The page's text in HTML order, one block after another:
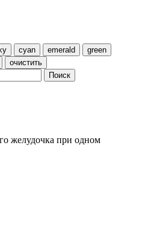
cyan emerald
green
очистить
Поиск
желудочка при одном